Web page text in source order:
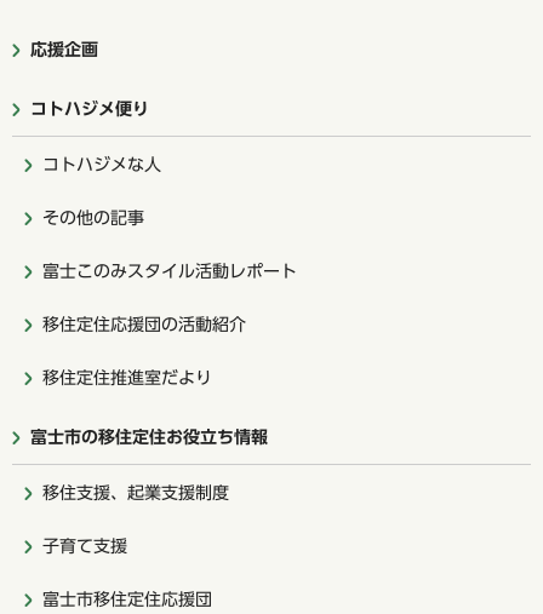
応援企画
コトハジメ便り
コトハジメな人
その他の記事
富士このみスタイル活動レポート
移住定住応援団の活動紹介
移住定住推進室だより
富士市の移住定住お役立ち情報
移住支援、起業支援制度
子育て支援
富士市移住定住応援団